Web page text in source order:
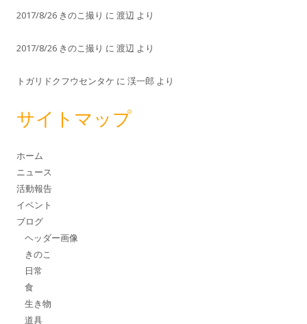
2017/8/26 きのこ撮り に 渡辺 より
2017/8/26 きのこ撮り に 渡辺 より
トガリドクフウセンタケ に 渓一郎 より
サイトマップ
ホーム
ニュース
活動報告
イベント
ブログ
ヘッダー画像
きのこ
日常
食
生き物
道具